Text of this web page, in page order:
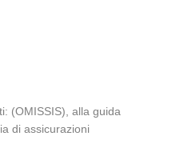
(OMISSIS), alla guida
di assicurazioni